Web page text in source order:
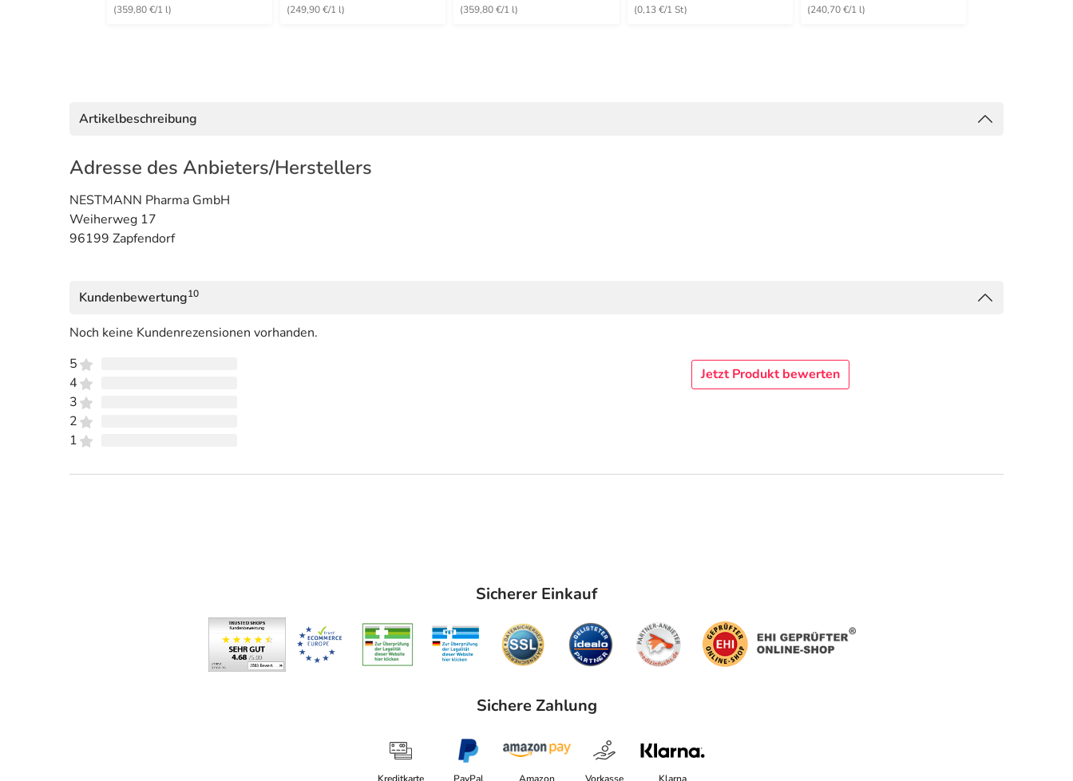
(359,80 €/1 l) (249,90 €/1 l) (359,80 €/1 l) (0,13 €/1 St) (240,70 €/1 l)
Artikelbeschreibung
Adresse des Anbieters/Herstellers
NESTMANN Pharma GmbH
Weiherweg 17
96199 Zapfendorf
Kundenbewertung10
Noch keine Kundenrezensionen vorhanden.
5
4
3
2
1
Jetzt Produkt bewerten
Sicherer Einkauf
Sichere Zahlung
Kreditkarte PayPal Amazon Vorkasse Klarna